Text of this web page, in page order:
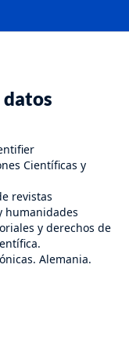
datos
Científicas y
revistas
humanidades
y derechos de
Alemania.